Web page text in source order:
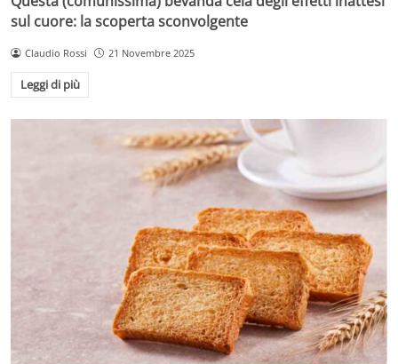
sul cuore: la scoperta sconvolgente
Claudio Rossi 21 Novembre 2025
Leggi di più